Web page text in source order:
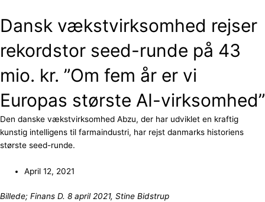
Dansk vækstvirksomhed rejser
rekordstor seed-runde på 43
mio. kr. ”Om fem år er vi
Europas største AI-virksomhed”
Den danske vækstvirksomhed Abzu, der har udviklet en kraftig
kunstig intelligens til farmaindustri, har rejst danmarks historiens
største seed-runde.
April 12, 2021
Billede; Finans D. 8 april 2021, Stine Bidstrup